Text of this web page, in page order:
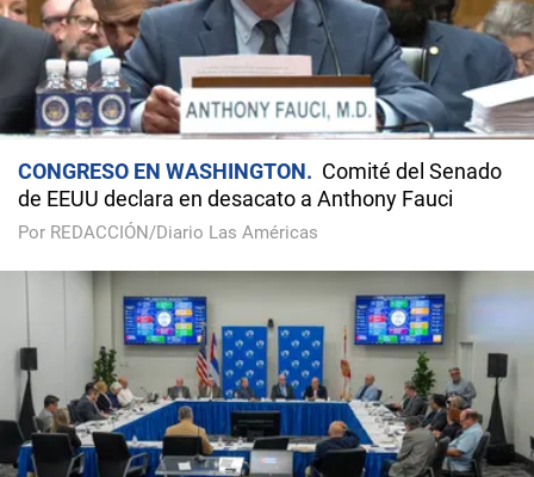
CONGRESO EN WASHINGTON
Comité del Senado
de EEUU declara en desacato a Anthony Fauci
Por REDACCIÓN/Diario Las Américas